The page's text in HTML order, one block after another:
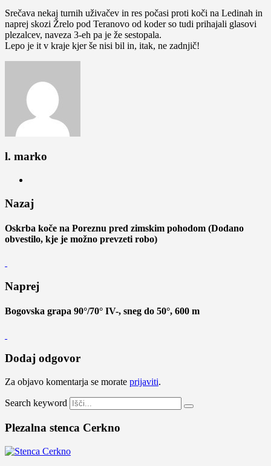
Srečava nekaj turnih uživačev in res počasi proti koči na Ledinah in
naprej skozi Žrelo pod Teranovo od koder so tudi prihajali glasovi
plezalcev, naveza 3-eh pa je že sestopala.
Lepo je it v kraje kjer še nisi bil in, itak, ne zadnjič!
l. marko
Nazaj
Oskrba koče na Poreznu pred zimskim pohodom (Dodano
obvestilo, kje je možno prevzeti robo)
Naprej
Bogovska grapa 90°/70° IV-, sneg do 50°, 600 m
Dodaj odgovor
Za objavo komentarja se morate prijaviti.
Search keyword
Plezalna stenca Cerkno